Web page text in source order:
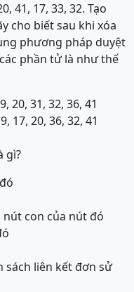
41, 17, 33, 32. Tạo
cho biết sau khi xóa
phương pháp duyệt
phần tử là như thế
20, 31, 32, 36, 41
17, 20, 36, 32, 41
gì?
nút con của nút đó
sách liên kết đơn sử